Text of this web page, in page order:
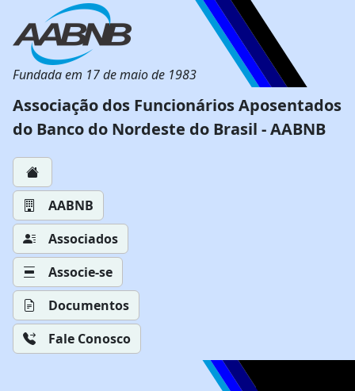
Fundada em 17 de maio de 1983
Associação dos Funcionários Aposentados
do Banco do Nordeste do Brasil - AABNB
AABNB
Associados
Associe-se
Documentos
Fale Conosco